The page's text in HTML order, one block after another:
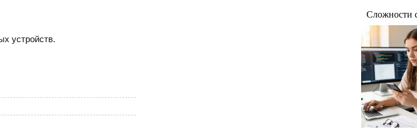
устройств.
Сложности